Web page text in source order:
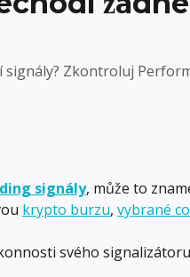
signály? Zkontroluj
signály, může to
krypto burzu, vybrané
svého